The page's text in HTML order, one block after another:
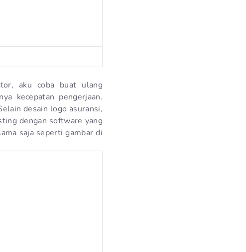
aku coba buat ulang
kecepatan pengerjaan.
desain logo asuransi,
dengan software yang
saja seperti gambar di